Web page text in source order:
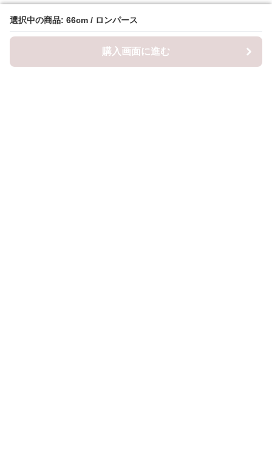
選択中の商品: 66cm / ロンパース
購入画面に進む
選択中の商品: 66cm / ロンパース
購入画面に進む